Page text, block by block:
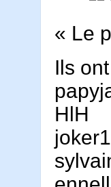
« Le
Ils
HlH